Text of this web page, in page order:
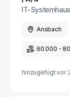
IT-
Ansbach
60.000 -
hinzugefügt vor